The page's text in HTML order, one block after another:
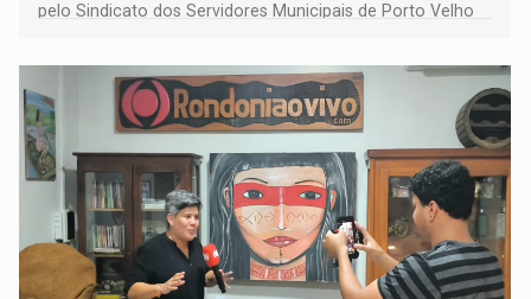
pelo Sindicato dos Servidores Municipais de Porto Velho